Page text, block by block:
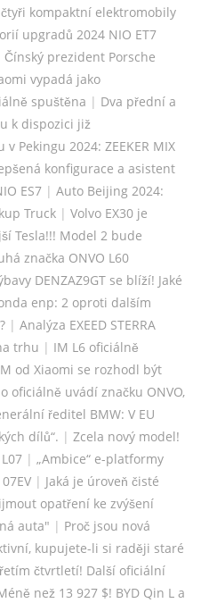
kompaktní elektromobily
upgradů 2024 NIO ET7
Čínský prezident Porsche
vypadá jako
spuštěna | Dva přední a
k dispozici již
Pekingu 2024: ZEEKER MIX
konfigurace a asistent
ES7 | Auto Beijing 2024:
Truck | Volvo EX30 je
Tesla!!! Model 2 bude
značka ONVO L60
DENZAZ9GT se blíží! Jaké
enp: 2 oproti dalším
| Analýza EXEED STERRA
trhu | IM L6 oficiálně
od Xiaomi se rozhodl být
oficiálně uvádí značku ONVO,
ředitel BMW: V EU
dílů“. | Zcela nový model!
| „Ambice“ e-platformy
| Jaká je úroveň čisté
opatření ke zvýšení
auta" | Proč jsou nová
kupujete-li si raději staré
čtvrtletí! Další oficiální
než 13 927 $! BYD Qin L a